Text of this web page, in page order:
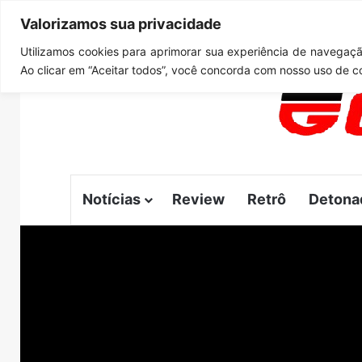
Valorizamos sua privacidade
Utilizamos cookies para aprimorar sua experiência de
Ao clicar em “Aceitar todos”, você concorda com nosso uso de
sexta-feira, agosto 7 2026
Notícias Review Retrô